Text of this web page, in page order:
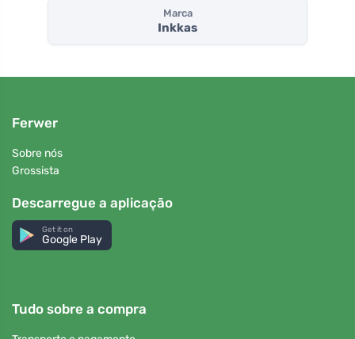
Marca
Inkkas
Ferwer
Sobre nós
Grossista
Descarregue a aplicação
Get it on
Google Play
Tudo sobre a compra